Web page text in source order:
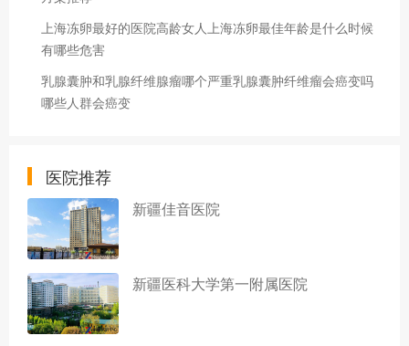
上海冻卵最好的医院高龄女人上海冻卵最佳年龄是什么时候
有哪些危害
乳腺囊肿和乳腺纤维腺瘤哪个严重乳腺囊肿纤维瘤会癌变吗
哪些人群会癌变
医院推荐
新疆佳音医院
新疆医科大学第一附属医院